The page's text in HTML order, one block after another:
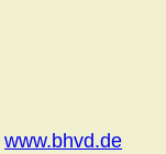
www.bhvd.de